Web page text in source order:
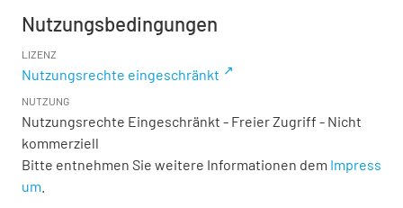
Nutzungsbedingungen
LIZENZ
Nutzungsrechte eingeschränkt
NUTZUNG
Nutzungsrechte Eingeschränkt - Freier Zugriff - Nicht
kommerziell
Bitte entnehmen Sie weitere Informationen dem Impress
um